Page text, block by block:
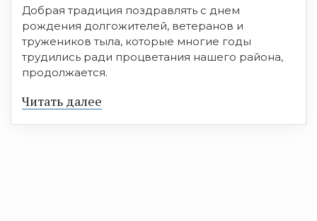
Добрая традиция поздравлять с днем
рождения долгожителей, ветеранов и
тружеников тыла, которые многие годы
трудились ради процветания нашего района,
продолжается.
Читать далее